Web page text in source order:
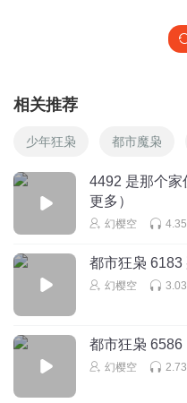
相关推荐
少年狂枭 都市魔枭
4492 是那个
更多）
幻樱空
都市狂枭 6183
幻樱空
都市狂枭 6586
幻樱空